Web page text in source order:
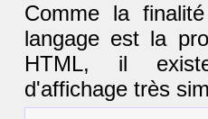
Comme la
langage est la
HTML, il
d'affichage très